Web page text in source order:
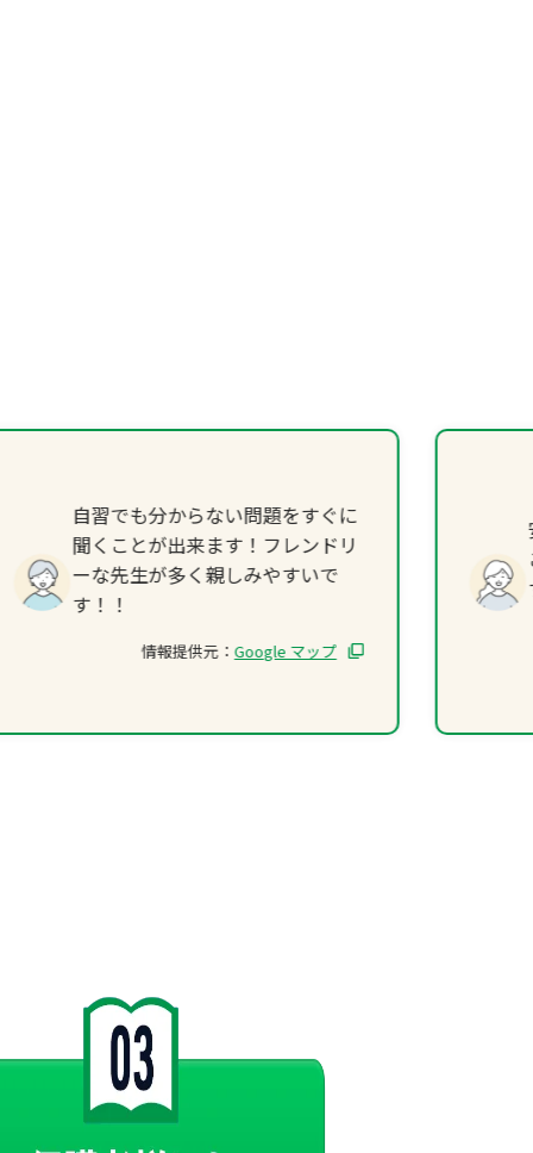
自習でも分からない問題をすぐに
聞くことが出来ます！フレンドリ
ーな先生が多く親しみやすいで
す！！
情報提供元： Google マップ